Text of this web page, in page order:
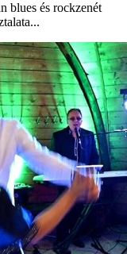
blues és rockzenét